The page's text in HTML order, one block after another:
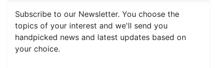
Subscribe to our Newsletter. You choose the
topics of your interest and we'll send you
handpicked news and latest updates based on
your choice.